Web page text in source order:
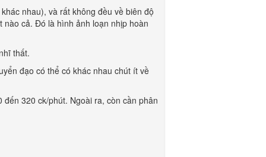
nhau), và rất không đều về biên độ
nào cả. Đó là hình ảnh loạn nhịp hoàn
thất.
đạo có thể có khác nhau chút ít về
320 ck/phút. Ngoài ra, còn cần phân